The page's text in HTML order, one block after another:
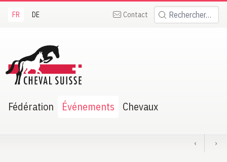
FR DE Contact Rechercher:
Suisse
Fédération Événements Chevaux
‹ ›